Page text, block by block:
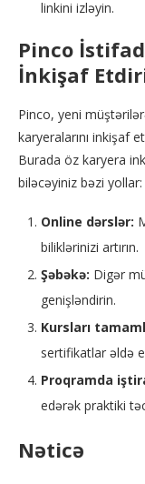
linkini izləyin.
Pinco
İnkişaf
Pinco, yeni
karyeralarını inkişaf
Burada öz karyera
biləcəyiniz bəzi yollar:
Online dərslər:
biliklərinizi artırın.
Şəbəkə: Digər
genişləndirin.
Kursları
sertifikatlar əldə
Proqramda
edərək praktiki
Nəticə